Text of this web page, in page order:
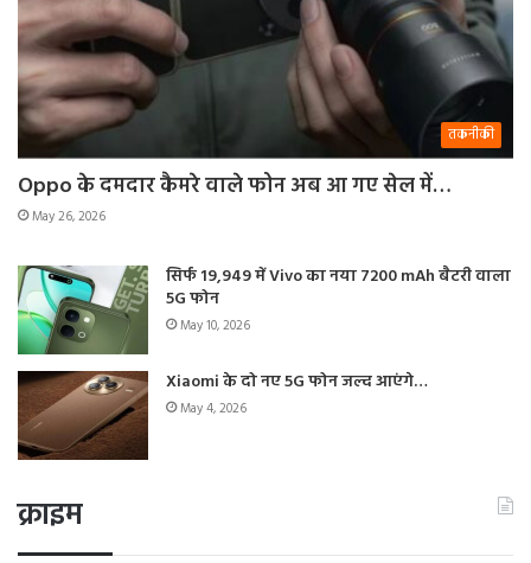
तकनीकी
Oppo के दमदार कैमरे वाले फोन अब आ गए सेल में…
May 26, 2026
सिर्फ 19,949 में Vivo का नया 7200 mAh बैटरी वाला
5G फोन
May 10, 2026
Xiaomi के दो नए 5G फोन जल्द आएंगे…
May 4, 2026
क्राइम